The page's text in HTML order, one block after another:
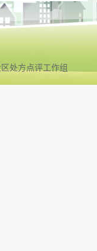
处方点评工作组